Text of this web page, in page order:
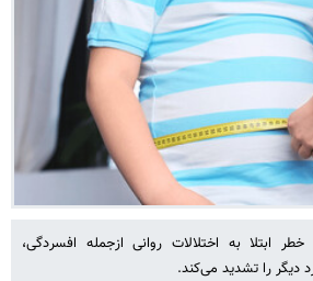
ابتلا به اختلالات روانی ازجمله افسردگی،
دیگر را تشدید می‌کند.